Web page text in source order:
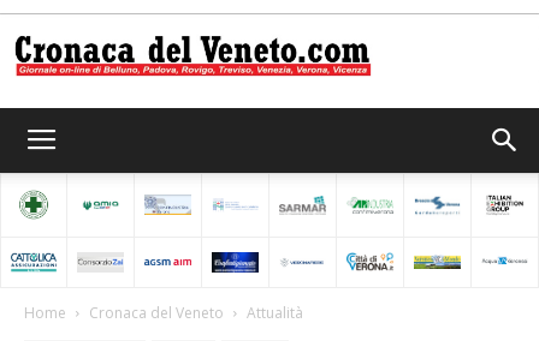
del
Home Cronaca del Veneto Attualità